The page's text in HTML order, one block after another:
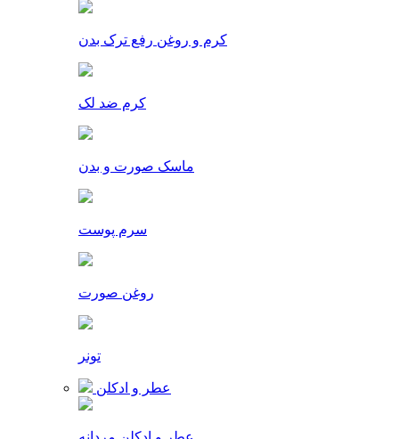
کرم و روغن رفع ترک بدن
کرم ضد لک
ماسک صورت و بدن
سرم پوست
روغن صورت
تونر
عطر و ادکلن